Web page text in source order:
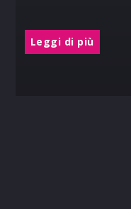
Leggi di più